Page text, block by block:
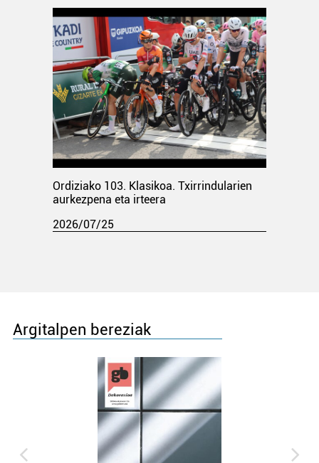
Ordiziako 103. Klasikoa. Txirrindularien
aurkezpena eta irteera
2026/07/25
Argitalpen bereziak